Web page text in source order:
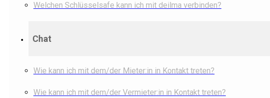
Welchen Schlüsselsafe kann ich mit deilma verbinden?
Chat
Wie kann ich mit dem/der Mieter:in in Kontakt treten?
Wie kann ich mit dem/der Vermieter:in in Kontakt treten?